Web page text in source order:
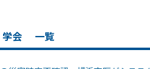
会 一覧